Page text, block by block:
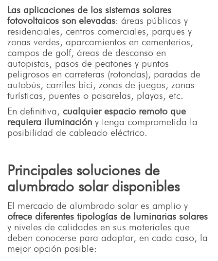
Las aplicaciones de los sistemas solares
fotovoltaicos son elevadas: áreas públicas y
residenciales, centros comerciales, parques y
zonas verdes, aparcamientos en cementerios,
campos de golf, áreas de descanso en
autopistas, pasos de peatones y puntos
peligrosos en carreteras (rotondas), paradas de
autobús, carriles bici, zonas de juegos, zonas
turísticas, puentes o pasarelas, playas, etc.
En definitiva, cualquier espacio remoto que
requiera iluminación y tenga comprometida la
posibilidad de cableado eléctrico.
Principales soluciones de
alumbrado solar disponibles
El mercado de alumbrado solar es amplio y
ofrece diferentes tipologías de luminarias solares
y niveles de calidades en sus materiales que
deben conocerse para adaptar, en cada caso, la
mejor opción posible: